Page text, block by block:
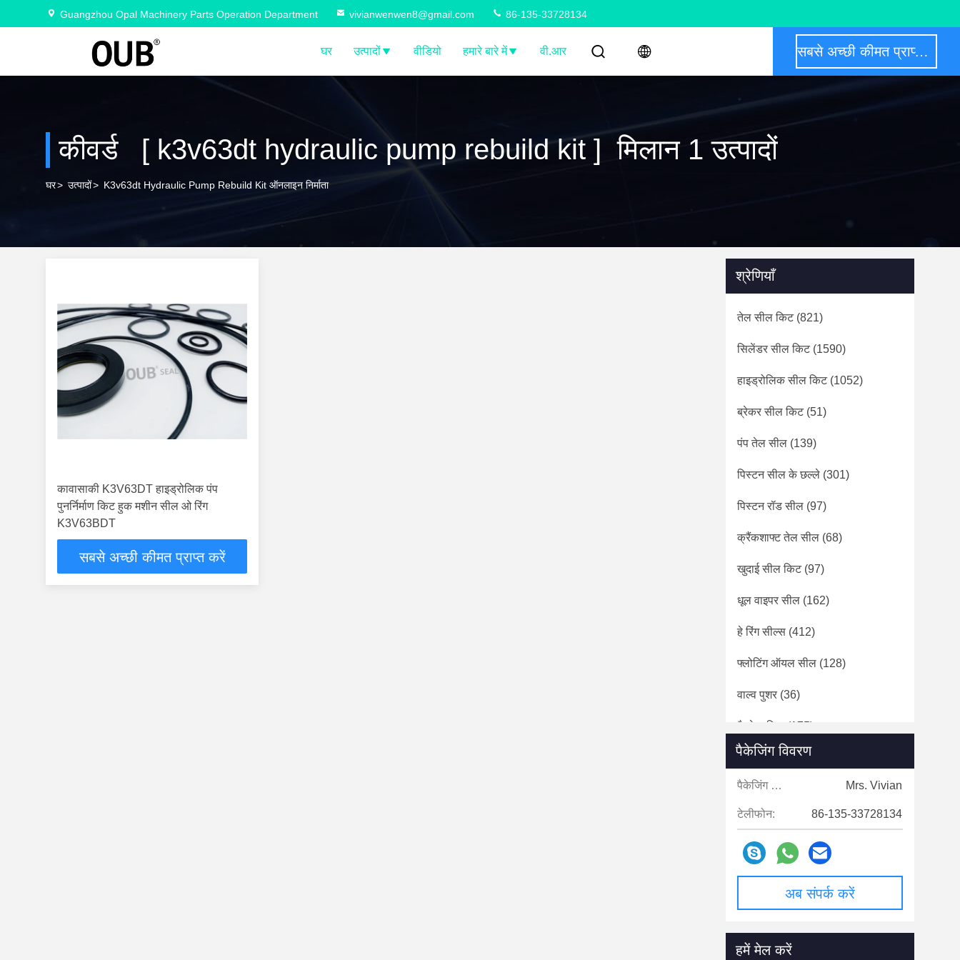
Guangzhou Opal Machinery Parts Operation Department vivianwenwen8@gmail.com 86-135-33728134
घर उत्पादों वीडियो हमारे बारे में वी.आर सबसे अच्छी कीमत प्राप्त करें
कीवर्ड [ k3v63dt hydraulic pump rebuild kit ] मिलान 1 उत्पादों
घर> उत्पादों> K3v63dt Hydraulic Pump Rebuild Kit ऑनलाइन निर्माता
कावासाकी K3V63DT हाइड्रोलिक पंप
पुनर्निर्माण किट हुक मशीन सील ओ रिंग
K3V63BDT
सबसे अच्छी कीमत प्राप्त करें
श्रेणियाँ
तेल सील किट(821)
सिलेंडर सील किट(1590)
हाइड्रोलिक सील किट(1052)
ब्रेकर सील किट(51)
पंप तेल सील (139)
पिस्टन सील के छल्ले (301)
पिस्टन रॉड सील (97)
क्रैंकशाफ्ट तेल सील (68)
खुदाई सील किट(97)
धूल वाइपर सील (162)
हे रिंग सील्स (412)
फ्लोटिंग ऑयल सील (128)
वाल्व पुशर (36)
गैस्केट किट (175)
इंजन टर्बोचार्जर्स(21)
घर्षण डिस्क
पैकेजिंग विवरण
पैकेजिंग विवरण: Mrs. Vivian
टेलीफोन: 86-135-33728134
अब संपर्क करें
हमें मेल करें